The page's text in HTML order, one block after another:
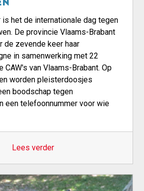
is het de internationale dag tegen
De provincie Vlaams-Brabant
de zevende keer haar
in samenwerking met 22
CAW's van Vlaams-Brabant. Op
worden pleisterdoosjes
boodschap tegen
een telefoonnummer voor wie
Lees verder